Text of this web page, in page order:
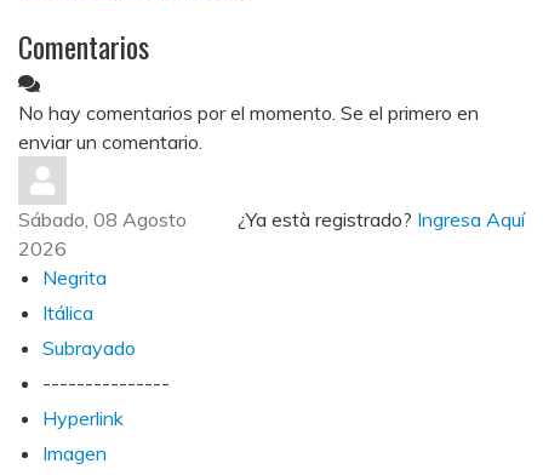
Comentarios
No hay comentarios por el momento. Se el primero en
enviar un comentario.
¿Ya està registrado? Ingresa Aquí
Sábado, 08 Agosto
2026
Negrita
Itálica
Subrayado
---------------
Hyperlink
Imagen